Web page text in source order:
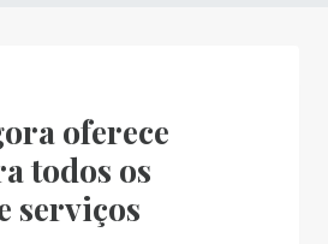
oferece
todos os
serviços